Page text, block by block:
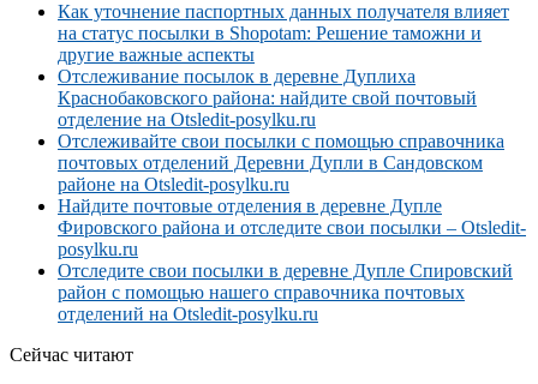
Как уточнение паспортных данных получателя влияет
на статус посылки в Shopotam: Решение таможни и
другие важные аспекты
Отслеживание посылок в деревне Дуплиха
Краснобаковского района: найдите свой почтовый
отделение на Otsledit-posylku.ru
Отслеживайте свои посылки с помощью справочника
почтовых отделений Деревни Дупли в Сандовском
районе на Otsledit-posylku.ru
Найдите почтовые отделения в деревне Дупле
Фировского района и отследите свои посылки – Otsledit-
posylku.ru
Отследите свои посылки в деревне Дупле Спировский
район с помощью нашего справочника почтовых
отделений на Otsledit-posylku.ru
Сейчас читают